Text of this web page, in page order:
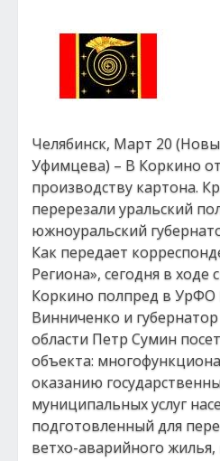
Челябинск, Март 20
Уфимцева) – В Коркино
производству картона.
перерезали уральский
южноуральский
Как передает
Региона», сегодня в ходе
Коркино полпред в УрФО
Винниченко и
области Петр Сумин
объекта:
оказанию
муниципальных услуг
подготовленный для
ветхо-аварийного